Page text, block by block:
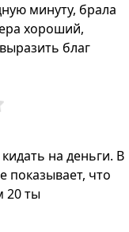
минуту, брала
хороший,
благ
на деньги. В
показывает, что
20 ты